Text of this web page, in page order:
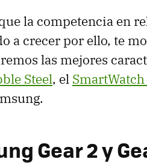
la competencia en
a crecer por ello, te
las mejores
Steel, el SmartWatch
Gear 2 y